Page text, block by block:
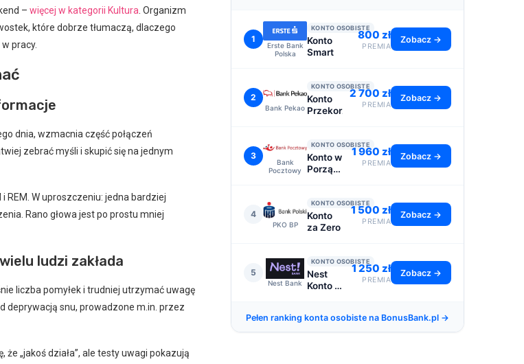
– więcej w kategorii Kultura . Organizm
które dobrze tłumaczą, dlaczego
pracy.
dnia, wzmacnia część połączeń
zebrać myśli i skupić się na jednym
REM. W uproszczeniu: jedna bardziej
Rano głowa jest po prostu mniej
ludzi zakłada
liczba pomyłek i trudniej utrzymać uwagę
deprywacją snu, prowadzone m.in. przez
„jakoś działa”, ale testy uwagi pokazują
1
Erste Bank
Polska
KONTO OSOBISTE
Konto
Smart
800 zł
PREMIA
Zobacz →
2
Bank Pekao
KONTO OSOBISTE
Konto
Przekorzystne
2 700 zł
PREMIA
Zobacz →
3
Bank
Pocztowy
KONTO OSOBISTE
Konto w
Porządku
1 960 zł
PREMIA
Zobacz →
4
PKO BP
KONTO OSOBISTE
Konto
za Zero
1 500 zł
PREMIA
Zobacz →
5
Nest Bank
KONTO OSOBISTE
Nest
Konto -
1 250 zł
PREMIA
Zobacz →
Pełen ranking konta osobiste na BonusBank.pl →